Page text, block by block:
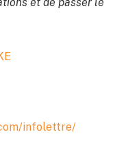
infolettre/